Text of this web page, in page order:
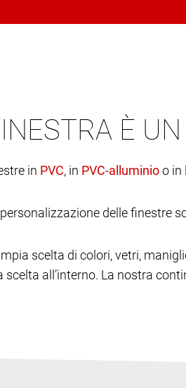
È
in , in o in
delle finestre
scelta di colori, vetri,
scelta all’interno. La nostra